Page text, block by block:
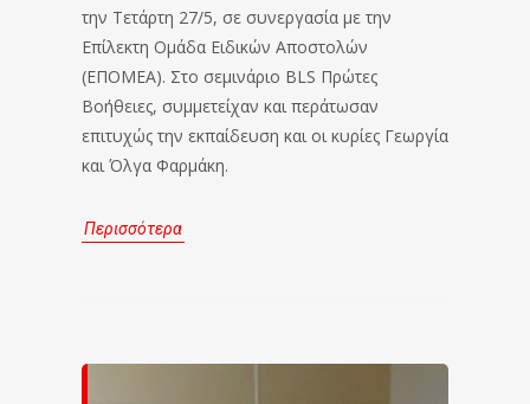
την Τετάρτη 27/5, σε συνεργασία με την
Επίλεκτη Ομάδα Ειδικών Αποστολών
(ΕΠΟΜΕΑ). Στο σεμινάριο BLS Πρώτες
Βοήθειες, συμμετείχαν και περάτωσαν
επιτυχώς την εκπαίδευση και οι κυρίες Γεωργία
και Όλγα Φαρμάκη.
Περισσότερα